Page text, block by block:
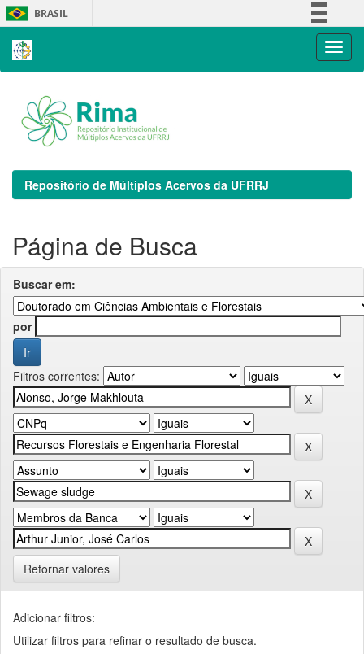
Skip
navigation
BRASIL
Repositório de Múltiplos Acervos da UFRRJ
Página de Busca
Buscar em:
por
Filtros correntes:
Retornar valores
Adicionar filtros:
Utilizar filtros para refinar o resultado de busca.